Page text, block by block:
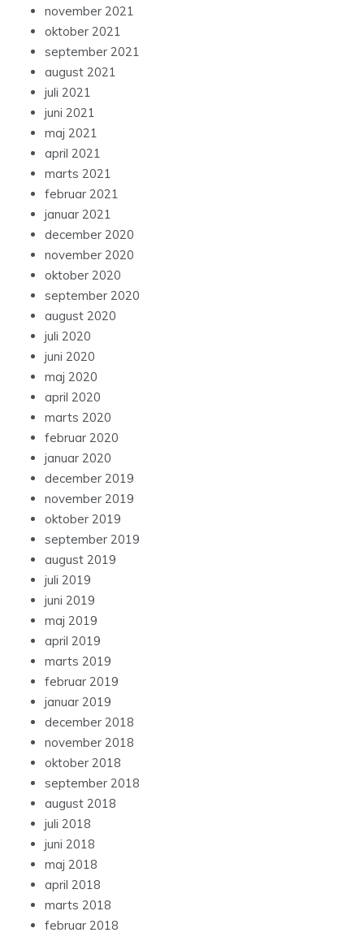
november 2021
oktober 2021
september 2021
august 2021
juli 2021
juni 2021
maj 2021
april 2021
marts 2021
februar 2021
januar 2021
december 2020
november 2020
oktober 2020
september 2020
august 2020
juli 2020
juni 2020
maj 2020
april 2020
marts 2020
februar 2020
januar 2020
december 2019
november 2019
oktober 2019
september 2019
august 2019
juli 2019
juni 2019
maj 2019
april 2019
marts 2019
februar 2019
januar 2019
december 2018
november 2018
oktober 2018
september 2018
august 2018
juli 2018
juni 2018
maj 2018
april 2018
marts 2018
februar 2018